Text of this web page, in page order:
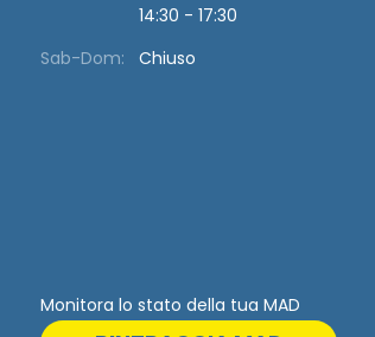
14:30 - 17:30
Sab-Dom:
Chiuso
Monitora lo stato della tua MAD